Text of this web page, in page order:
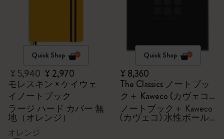
Quick Shop
¥ 5,940¥ 2,970
モレスキン × ケイウェ
イノートブック
ラージ ハード カバー 無
地（オレンジ）
オレンジ
Quick Shop
¥ 8,360
The Classics ノートブッ
ク＋ Kaweco (カヴェコ)
水性ボールペン セット
ノートブック＋ Kaweco
(カヴェコ) 水性ボール
ペン セット